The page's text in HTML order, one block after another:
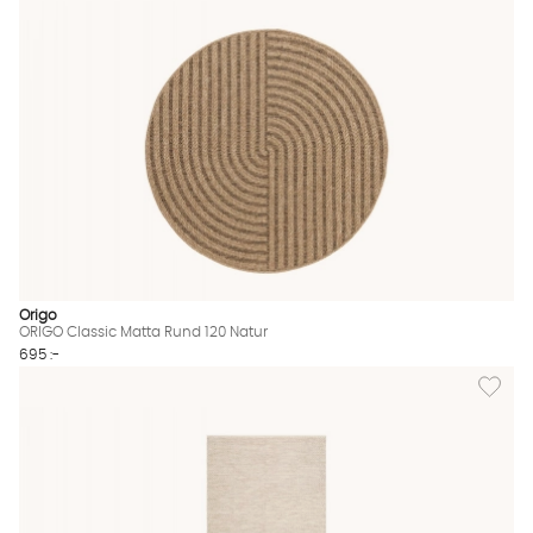
Origo
ORIGO Classic Matta Rund 120 Natur
695 :-
Lägg